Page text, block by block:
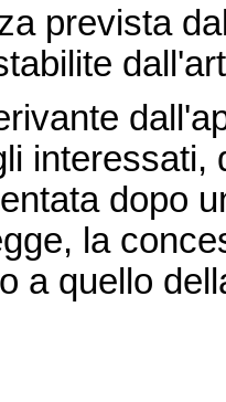
prevista
interessati,
dopo
la
a quello